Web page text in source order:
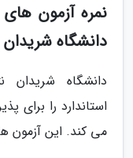
نمره آزمون
دانشگاه شریدان
دانشگاه شریدان
استاندارد را برای
می کند. این آزمون ها